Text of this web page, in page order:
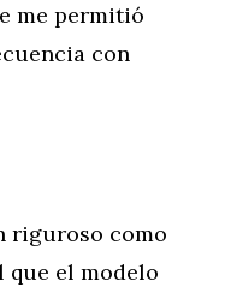
me permitió
con
riguroso como
que el modelo